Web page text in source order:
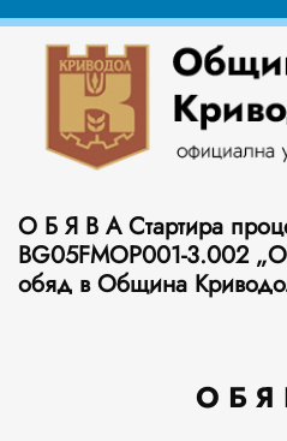
О Б Я В А Стартира
BG05FMOP001-3.002
обяд в Община
О Б Я